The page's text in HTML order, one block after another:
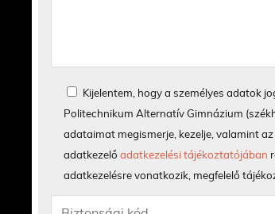
Kijelentem, hogy a személyes adatok
Politechnikum Alternatív Gimnázium
adataimat megismerje, kezelje, valamint
adatkezelőadatkezelési tájékoztatójában
adatkezelésre vonatkozik, megfelelő